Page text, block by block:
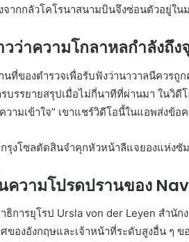
จากกลัวโคโรนาสนามบินจึงซ่อนตัวอยู่ใ
ว่าความโกลาหลกำลังถึง
ที่ของตำรวจเพื่อรับฟังว่านาวาลนีควร
บรรยายสรุปเมื่อไม่กี่นาทีที่ผ่านมา ในวิ
ามเข้าใจ” เขาแชร์วิดีโอนี้ในแอพส่งข้อ
รุงโซลตัดสินจำคุกหัวหน้าลีแจยองแห่งซั
ความโปรดปรานของ
ธิการยุโรป Ursla von der Leyen สำ
ของอังกฤษและเจ้าหน้าที่ระดับสูงอื่น ๆ